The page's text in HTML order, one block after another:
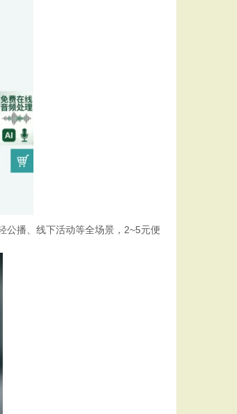
公播、线下活动等全场景，2~5元便